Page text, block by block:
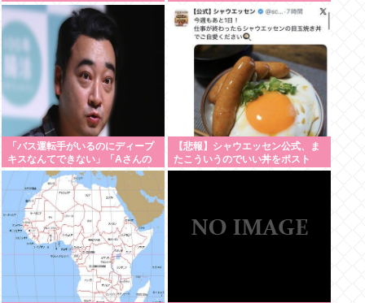
「バス運転手がいるのにディープ
キスなんてできない」「Aさんの
供述には矛盾点」元ジャンポケ斉
藤慎二側が主張した「同意があっ
た」理由
【悲報】シャウエッセン公式、ま
たこういうのでいい丼をポスト